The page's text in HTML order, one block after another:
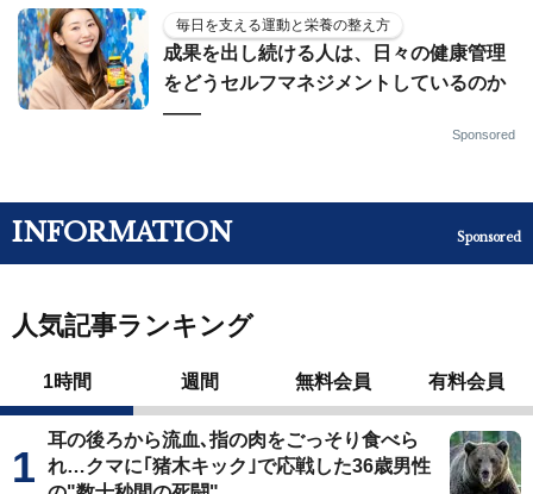
毎日を支える運動と栄養の整え方
成果を出し続ける人は、日々の健康管理
をどうセルフマネジメントしているのか
——
Sponsored
INFORMATION Sponsored
人気記事ランキング
1時間 週間 無料会員 有料会員
耳の後ろから流血､指の肉をごっそり食べら
れ…クマに｢猪木キック｣で応戦した36歳男性